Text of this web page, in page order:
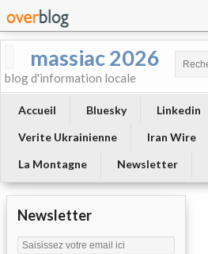
massiac 2026
blog d'information locale
Accueil Bluesky Linkedin
Verite Ukrainienne
Iran Wire
La Montagne
Newsletter
Newsletter